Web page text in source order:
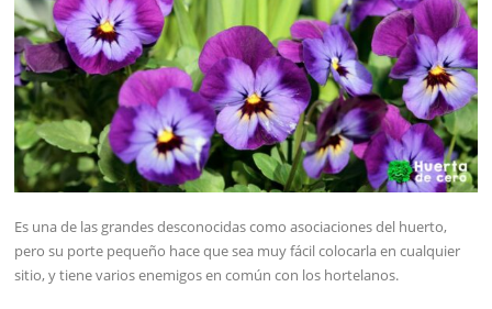
Es una de las grandes desconocidas como asociaciones del huerto,
pero su porte pequeño hace que sea muy fácil colocarla en cualquier
sitio, y tiene varios enemigos en común con los hortelanos.